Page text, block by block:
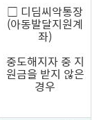
□ 디딤씨악통장
(아동발달지원계
좌)
중도해지자 중 지
원금을 받지 않은
경우